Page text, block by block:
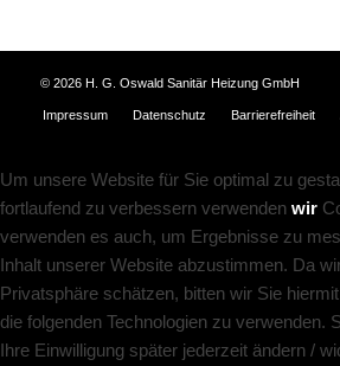
©2026 H. G. Oswald Sanitär Heizung GmbH
Impressum Datenschutz Barrierefreiheit
Um unsere Website für Sie optimal zu
fortlaufend zu verbessern verwenden wir
verwenden es auch, um Ergebnisse zu
Inhalt unserer Website abzustimmen. Da
Privatsphäre schätzen, bitten wir Sie
die folgenden Technologien zu verwenden.
Ihre Einwilligung später jederzeit ändern /